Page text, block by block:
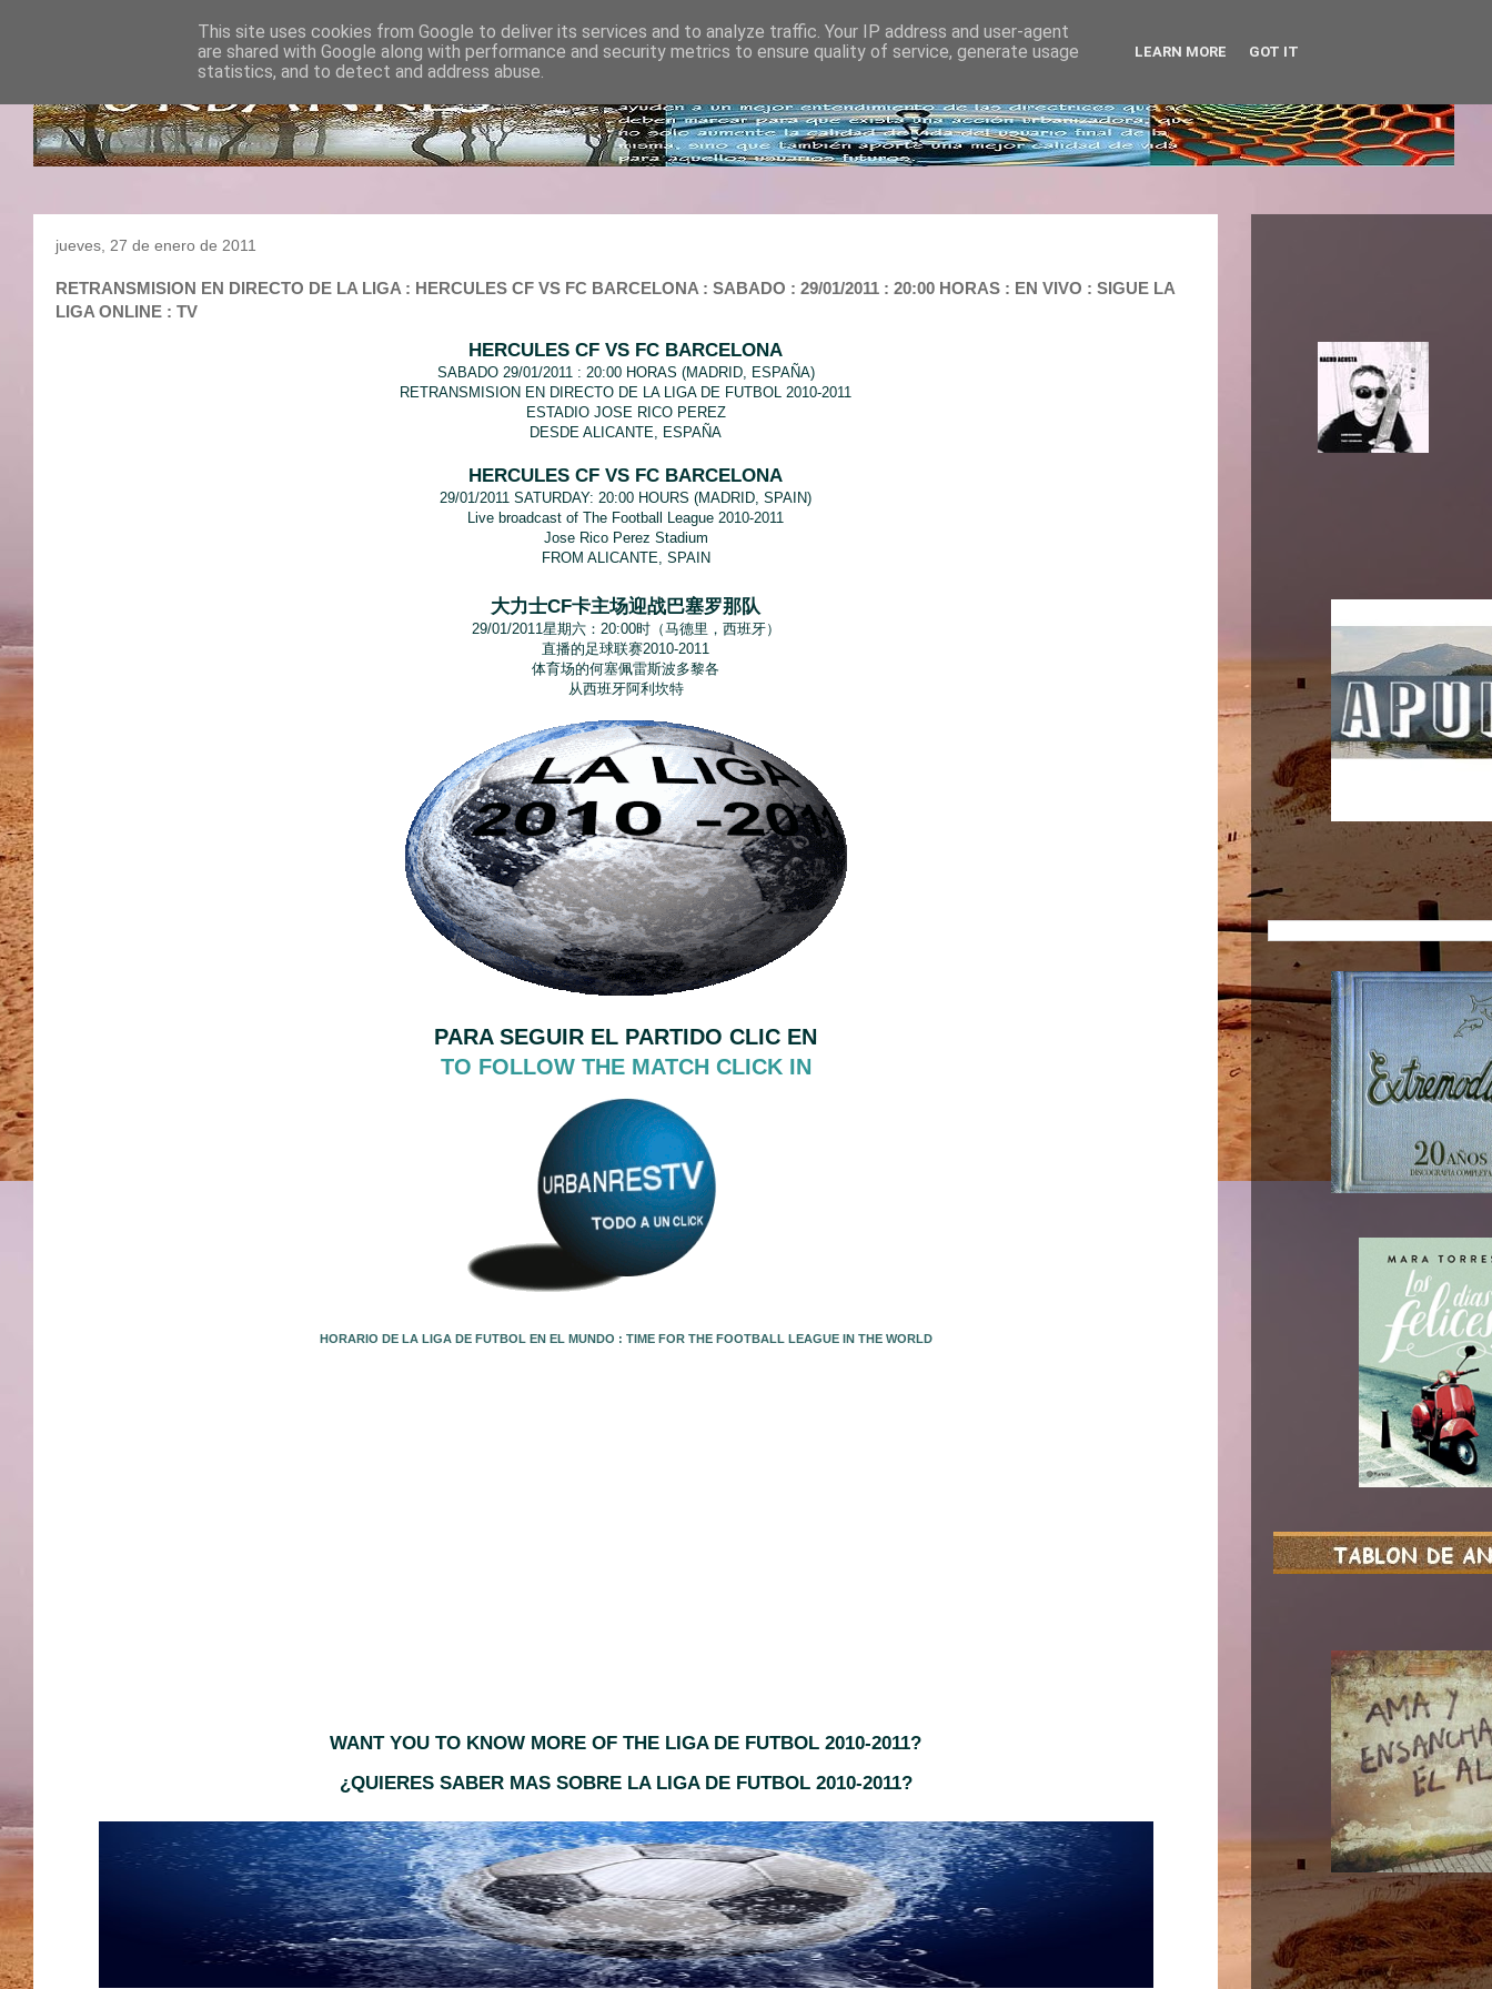
jueves, 27 de enero de 2011
RETRANSMISION EN DIRECTO DE LA LIGA : HERCULES CF VS FC BARCELONA : SABADO : 29/01/2011 : 20:00 HORAS : EN VIVO : SIGUE LA
LIGA ONLINE : TV
HERCULES CF VS FC BARCELONA
SABADO 29/01/2011 : 20:00 HORAS (MADRID, ESPAÑA)
RETRANSMISION EN DIRECTO DE LA LIGA DE FUTBOL 2010-2011
ESTADIO JOSE RICO PEREZ
DESDE ALICANTE, ESPAÑA
HERCULES CF VS FC BARCELONA
29/01/2011 SATURDAY: 20:00 HOURS (MADRID, SPAIN)
Live broadcast of The Football League 2010-2011
Jose Rico Perez Stadium
FROM ALICANTE, SPAIN
大力士CF卡主场迎战巴塞罗那队
29/01/2011星期六：20:00时（马德里，西班牙）
直播的足球联赛2010-2011
体育场的何塞佩雷斯波多黎各
从西班牙阿利坎特
PARA SEGUIR EL PARTIDO CLIC EN
TO FOLLOW THE MATCH CLICK IN
HORARIO DE LA LIGA DE FUTBOL EN EL MUNDO : TIME FOR THE FOOTBALL LEAGUE IN THE WORLD
WANT YOU TO KNOW MORE OF THE LIGA DE FUTBOL 2010-2011?
¿QUIERES SABER MAS SOBRE LA LIGA DE FUTBOL 2010-2011?
This site uses cookies from Google to deliver its services and to analyze traffic. Your IP address and user-agent
are shared with Google along with performance and security metrics to ensure quality of service, generate usage
statistics, and to detect and address abuse.
LEARN MORE GOT IT